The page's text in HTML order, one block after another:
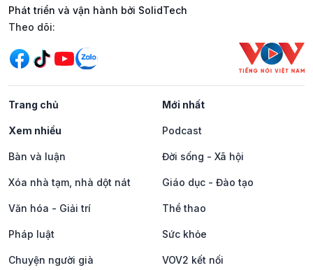
Phát triển và vận hành bởi SolidTech
Mạng xã hội
Theo dõi:
Trang chủ Mới nhất
Xem nhiều Podcast
Bàn và luận Đời sống - Xã hội
Xóa nhà tạm, nhà dột nát Giáo dục - Đào tạo
Văn hóa - Giải trí Thể thao
Pháp luật Sức khỏe
Chuyện người già VOV2 kết nối